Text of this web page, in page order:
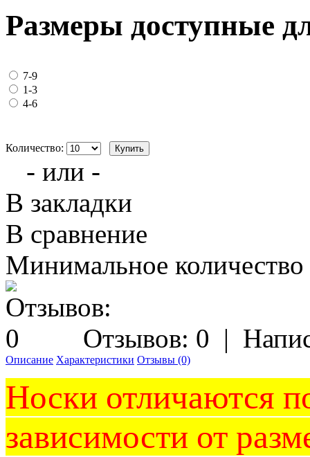
Размеры доступные
7-9
1-3
4-6
Количество:
- или -
В закладки
В сравнение
Минимальное количество
Отзывов: 0 |
Описание Характеристики Отзывы (0)
Носки отличаются
зависимости от